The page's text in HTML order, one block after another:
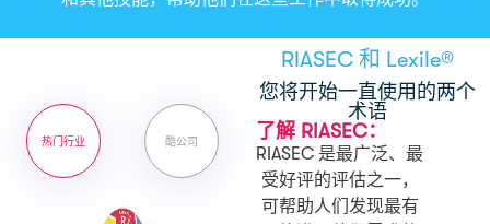
热门行业 酷公司
RIASEC 和 Lexile®
您将开始一直使用的两个
术语
了解 RIASEC：
RIASEC 是最广泛、最
受好评的评估之一，
可帮助人们发现最有